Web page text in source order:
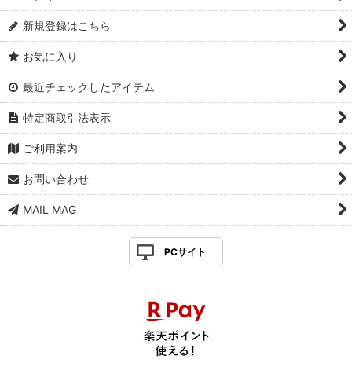
新規登録はこちら
お気に入り
最近チェックしたアイテム
特定商取引法表示
ご利用案内
お問い合わせ
MAIL MAG
PCサイト